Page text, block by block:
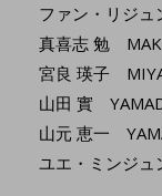
ファン・リジ
真喜志 勉
宮良 瑛子
山田 實
山元 恵一
ユエ・ミンジ